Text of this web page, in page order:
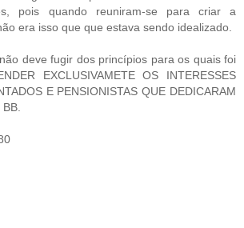
pois quando reuniram-se para criar a
era isso que que estava sendo idealizado.
deve fugir dos princípios para os quais foi
EXCLUSIVAMETE OS INTERESSES
E PENSIONISTAS QUE DEDICARAM